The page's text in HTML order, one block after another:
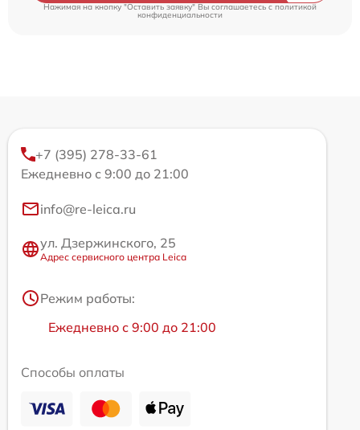
Нажимая на кнопку "Оставить заявку" Вы соглашаетесь cполитикой
конфиденциальности
+7 (395) 278-33-61
Ежедневно с 9:00 до 21:00
info@re-leica.ru
ул. Дзержинского, 25
Адрес сервисного центра Leica
Режим работы:
Ежедневно с 9:00 до 21:00
Способы оплаты